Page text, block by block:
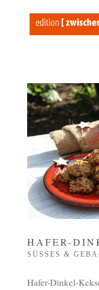
HAFER-
SÜSSES &
Hafer-Dinkel-